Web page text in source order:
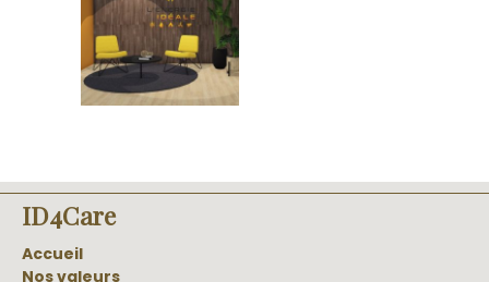
ID4Care
Accueil
Nos valeurs